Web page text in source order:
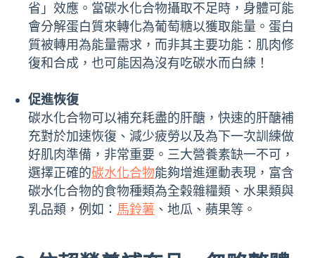
省」效應。當碳水化合物攝取不足時，身體可能
會分解蛋白質來轉化為葡萄糖以獲取能量。蛋白
質被轉用為能量需求，而非其主要功能：肌肉修
復和合成，也可能因為沒有吃碳水而白練！
促進恢復
碳水化合物可以補充耗盡的肝醣，快速的肝醣補
充對於加速恢復、減少疲勞以及為下一次訓練做
好肌肉準備，非常重要。三大營養素缺一不可，
選擇正確的碳水化合物能夠增進運動表現，富含
碳水化合物的食物種類為全榖雜糧類、水果類與
乳品類，例如： 馬鈴薯 、地瓜、蘋果等。